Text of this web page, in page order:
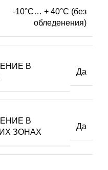
-10°C… + 40°C (без
обледенения)
В
Да
В
ЗОНАХ
Да